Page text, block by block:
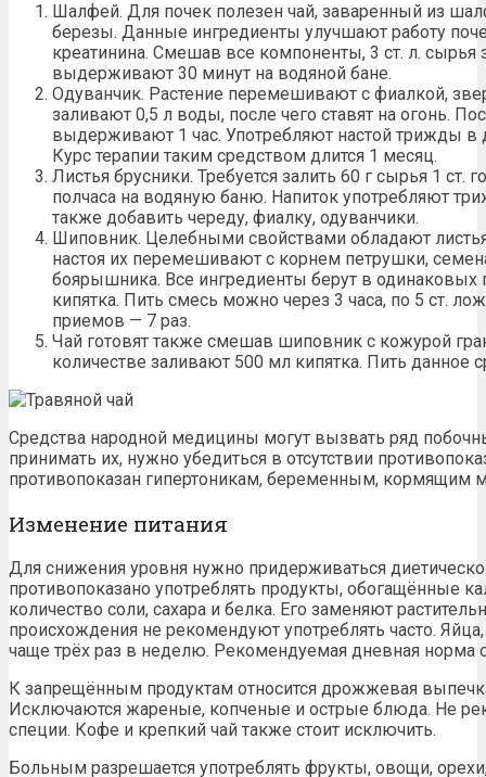
Шалфей. Для почек полезен чай, заваренный из
березы. Данные ингредиенты улучшают работу
креатинина. Смешав все компоненты, 3 ст. л. сырья
выдерживают 30 минут на водяной бане.
Одуванчик. Растение перемешивают с фиалкой,
заливают 0,5 л воды, после чего ставят на огонь.
выдерживают 1 час. Употребляют настой трижды в
Курс терапии таким средством длится 1 месяц.
Листья брусники. Требуется залить 60 г сырья 1 ст.
полчаса на водяную баню. Напиток употребляют
также добавить череду, фиалку, одуванчики.
Шиповник. Целебными свойствами обладают
настоя их перемешивают с корнем петрушки,
боярышника. Все ингредиенты берут в одинаковых
кипятка. Пить смесь можно через 3 часа, по 5 ст.
приемов — 7 раз.
Чай готовят также смешав шиповник с кожурой
количестве заливают 500 мл кипятка. Пить данное
Средства народной медицины могут вызвать ряд
принимать их, нужно убедиться в отсутствии
противопоказан гипертоникам, беременным, кормящим
Изменение питания
Для снижения уровня нужно придерживаться
противопоказано употреблять продукты, обогащённые
количество соли, сахара и белка. Его заменяют
происхождения не рекомендуют употреблять часто.
чаще трёх раз в неделю. Рекомендуемая дневная норма
К запрещённым продуктам относится дрожжевая
Исключаются жареные, копченые и острые блюда. Не
специи. Кофе и крепкий чай также стоит исключить.
Больным разрешается употреблять фрукты, овощи,